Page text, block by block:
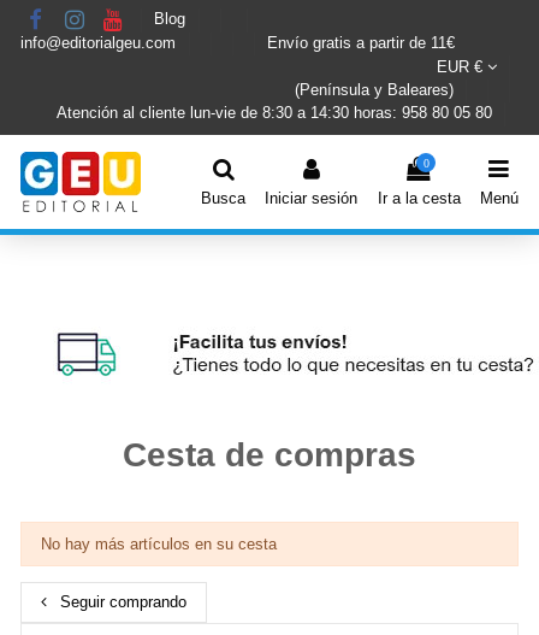
Blog
info@editorialgeu.com
Envío gratis a partir de 11€
EUR €
(Península y Baleares)
Atención al cliente lun-vie de 8:30 a 14:30 horas: 958 80 05 80
Busca Iniciar sesión
0
Ir a la cesta Menú
Cesta de compras
No hay más artículos en su cesta
Seguir comprando